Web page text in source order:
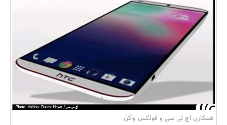
مسکن و ساختمان
همکاری اچ تی سی و فولکس واگن